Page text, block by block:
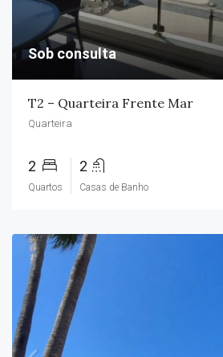
Sob consulta
T2 – Quarteira Frente Mar
Quarteira
2
Quartos
2
Casas de Banho